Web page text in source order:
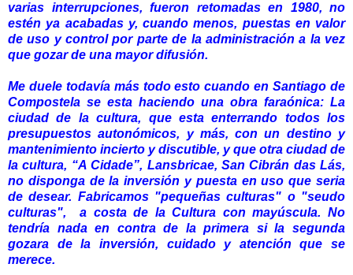
varias interrupciones, fueron retomadas en 1980, no
estén ya acabadas y, cuando menos, puestas en valor
de uso y control por parte de la administración a la vez
que gozar de una mayor difusión.
Me duele todavía más todo esto cuando en Santiago de
Compostela se esta haciendo una obra faraónica: La
ciudad de la cultura, que esta enterrando todos los
presupuestos autonómicos, y más, con un destino y
mantenimiento incierto y discutible, y que otra ciudad de
la cultura, “A Cidade”, Lansbricae, San Cibrán das Lás,
no disponga de la inversión y puesta en uso que seria
de desear. Fabricamos "pequeñas culturas" o "seudo
culturas", a costa de la Cultura con mayúscula. No
tendría nada en contra de la primera si la segunda
gozara de la inversión, cuidado y atención que se
merece.